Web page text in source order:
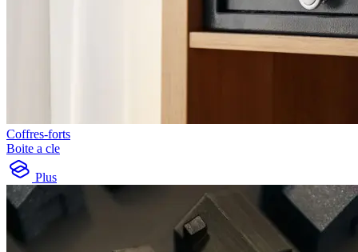
Coffres-forts
Boite a cle
Plus